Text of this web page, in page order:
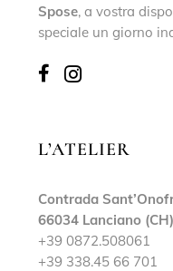
Spose, a vostra
speciale un giorno
L’ATELIER
Contrada
66034 Lanciano (CH)
+39 0872.508061
+39 338.45 66 701